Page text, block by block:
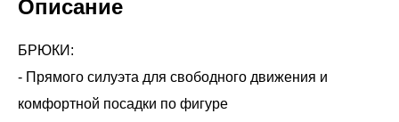
Описание
БРЮКИ:
- Прямого силуэта для свободного движения и
комфортной посадки по фигуре